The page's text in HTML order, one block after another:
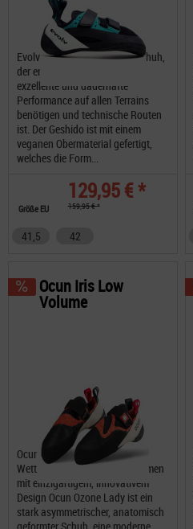
Evolv Geshido ist ein Kletterschuh,
der entwickelt wurde, für eine
exzellente und dauerhafte
Performance auf allen Terrains
benötigen und technische Routen
ist. Der Geshido ist mit einem
veganen Obermaterial gefertigt,
welches die Form...
129,95 € *
159,95 € *
Größe EU
41,5 42
Ocun Ozone Lady ein
Wettkampfkletterschuh für Damen
mit einzigartigem, innovativem
Design Ocun Ozone Lady ist ein
stark asymmetrischer, anatomisch
geformter Schuh, eine moderne
Ocun Iris Low
Volume